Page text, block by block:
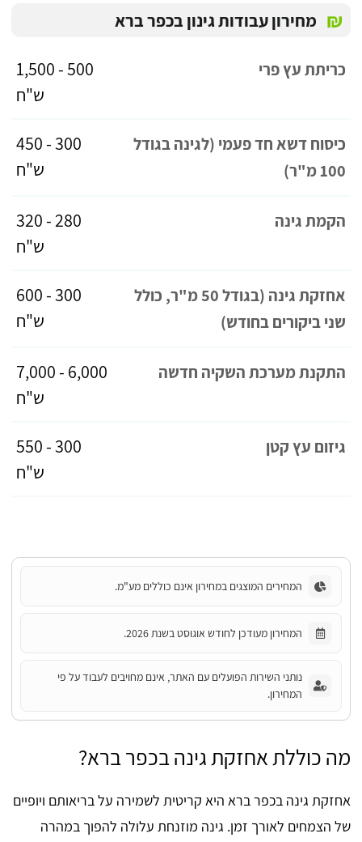
₪ מחירון עבודות גינון בכפר ברא
כריתת עץ פרי
500 - 1,500
ש"ח
כיסוח דשא חד פעמי (לגינה בגודל
100 מ"ר)
300 - 450
ש"ח
הקמת גינה
280 - 320
ש"ח
אחזקת גינה (בגודל 50 מ"ר, כולל
שני ביקורים בחודש)
300 - 600
ש"ח
התקנת מערכת השקיה חדשה
6,000 - 7,000
ש"ח
גיזום עץ קטן
300 - 550
ש"ח
המחירים המוצגים במחירון אינם כוללים מע"מ.
המחירון מעודכן לחודש אוגוסט בשנת 2026.
נותני השירות הפועלים עם האתר, אינם מחויבים לעבוד על פי
המחירון.
מה כוללת אחזקת גינה בכפר ברא?
אחזקת גינה בכפר ברא היא קריטית לשמירה על בריאותם ויופיים
של הצמחים לאורך זמן. גינה מוזנחת עלולה להפוך במהרה